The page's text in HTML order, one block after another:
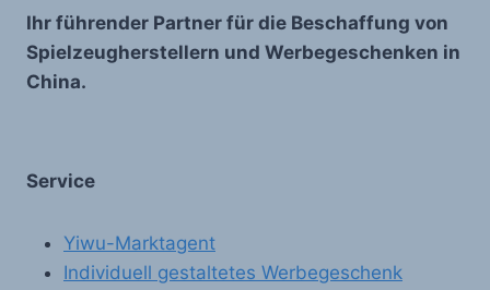
Ihr führender Partner für die Beschaffung von
Spielzeugherstellern und Werbegeschenken in
China.
Service
Yiwu-Marktagent
Individuell gestaltetes Werbegeschenk